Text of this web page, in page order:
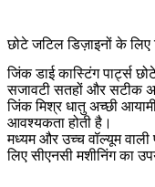
छोटे जटिल डिज़ाइनों के लिए
जिंक डाई कास्टिंग पार्ट्स
सजावटी सतहों और सटीक
जिंक मिश्र धातु अच्छी
आवश्यकता होती है।
मध्यम और उच्च वॉल्यूम
लिए सीएनसी मशीनिंगका